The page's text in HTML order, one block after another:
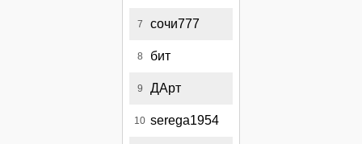
7 сочи777
8 бит
9 ДАрт
10 serega1954